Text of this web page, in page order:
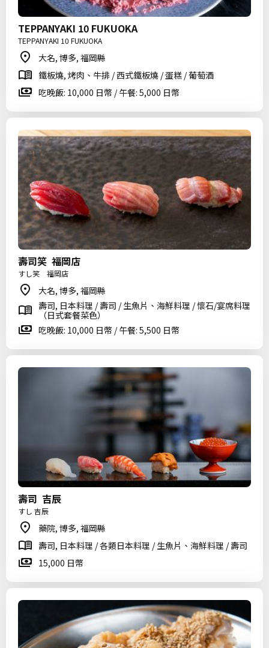
TEPPANYAKI 10 FUKUOKA
TEPPANYAKI 10 FUKUOKA
大名, 博多, 福岡縣
鐵板燒, 烤肉、牛排 / 西式鐵板燒 / 蛋糕 / 葡萄酒
吃晚飯: 10,000 日幣 / 午餐: 5,000 日幣
壽司笑 福岡店
すし笑 福岡店
大名, 博多, 福岡縣
壽司, 日本料理 / 壽司 / 生魚片、海鮮料理 / 懷石/宴席料理
（日式套餐菜色）
吃晚飯: 10,000 日幣 / 午餐: 5,500 日幣
壽司 吉辰
すし 吉辰
藥院, 博多, 福岡縣
壽司, 日本料理 / 各類日本料理 / 生魚片、海鮮料理 / 壽司
15,000 日幣